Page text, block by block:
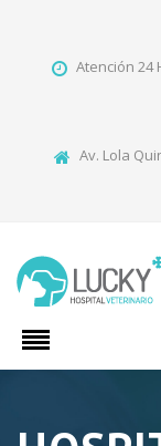
Atención 24
Av. Lola